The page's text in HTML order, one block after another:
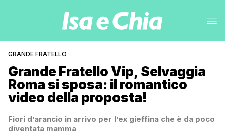
GRANDE FRATELLO
Grande Fratello Vip, Selvaggia
Roma si sposa: il romantico
video della proposta!
Fiori d’arancio in arrivo per l’ex gieffina che è da poco
diventata mamma